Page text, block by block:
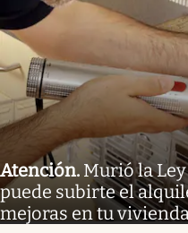
Atención. Murió la
puede subirte el
mejoras en tu